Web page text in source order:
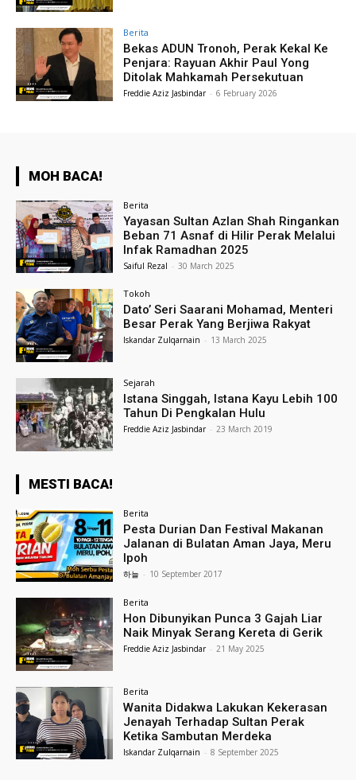
Berita
Bekas ADUN Tronoh, Perak Kekal Ke
Penjara: Rayuan Akhir Paul Yong
Ditolak Mahkamah Persekutuan
Freddie Aziz Jasbindar - 6 February 2026
MOH BACA!
Berita
Yayasan Sultan Azlan Shah Ringankan
Beban 71 Asnaf di Hilir Perak Melalui
Infak Ramadhan 2025
Saiful Rezal - 30 March 2025
Tokoh
Dato’ Seri Saarani Mohamad, Menteri
Besar Perak Yang Berjiwa Rakyat
Iskandar Zulqarnain - 13 March 2025
Sejarah
Istana Singgah, Istana Kayu Lebih 100
Tahun Di Pengkalan Hulu
Freddie Aziz Jasbindar - 23 March 2019
MESTI BACA!
Berita
Pesta Durian Dan Festival Makanan
Jalanan di Bulatan Aman Jaya, Meru
Ipoh
하늘 - 10 September 2017
Berita
Hon Dibunyikan Punca 3 Gajah Liar
Naik Minyak Serang Kereta di Gerik
Freddie Aziz Jasbindar - 21 May 2025
Berita
Wanita Didakwa Lakukan Kekerasan
Jenayah Terhadap Sultan Perak
Ketika Sambutan Merdeka
Iskandar Zulqarnain - 8 September 2025